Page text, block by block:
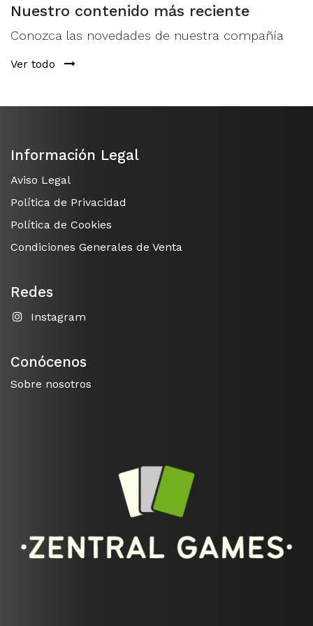
Nuestro contenido más reciente
Conozca las novedades de nuestra compañía
Ver todo
Información Legal
Aviso Legal
Política de Privacidad
Política de Cookies
Condiciones Generales de Venta
Redes
Instagram
Conócenos
Sobre nosotros